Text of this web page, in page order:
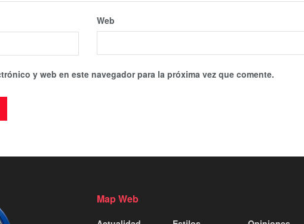
Web
y web en este navegador para la próxima vez que comente.
Map Web